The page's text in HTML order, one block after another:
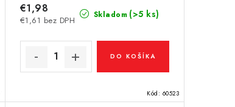
Skladom (>5 ks)
€1,61 bez DPH
€1,98
DO KOŠÍKA
Kód: 60523